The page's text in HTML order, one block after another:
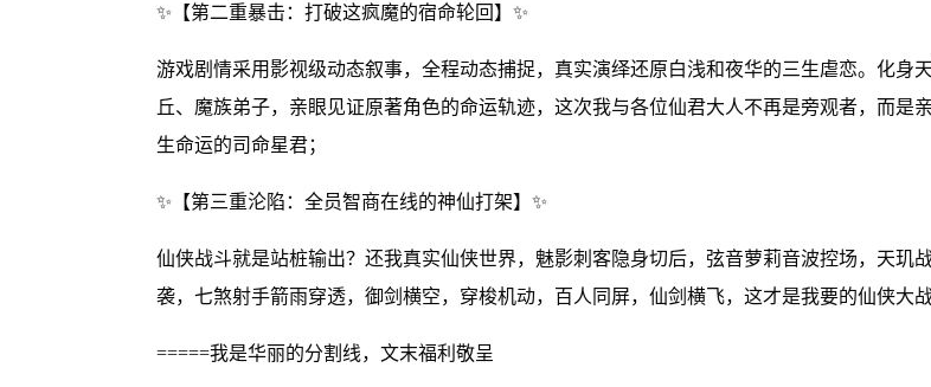
✨【第二重暴击：打破这疯魔的宿命轮回】✨
游戏剧情采用影视级动态叙事，全程动态捕捉，真实演绎还原白浅和夜华的三生虐恋。化身
丘、魔族弟子，亲眼见证原著角色的命运轨迹，这次我与各位仙君大人不再是旁观者，而是
生命运的司命星君；
✨【第三重沦陷：全员智商在线的神仙打架】✨
仙侠战斗就是站桩输出？还我真实仙侠世界，魅影刺客隐身切后，弦音萝莉音波控场，天玑
袭，七煞射手箭雨穿透，御剑横空，穿梭机动，百人同屏，仙剑横飞，这才是我要的仙侠大战
=====我是华丽的分割线，文末福利敬呈